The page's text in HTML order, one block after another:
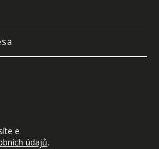
e
údajů.